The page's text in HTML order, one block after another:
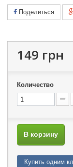
Поделиться
149 грн
Количество
В корзину
Купить одним